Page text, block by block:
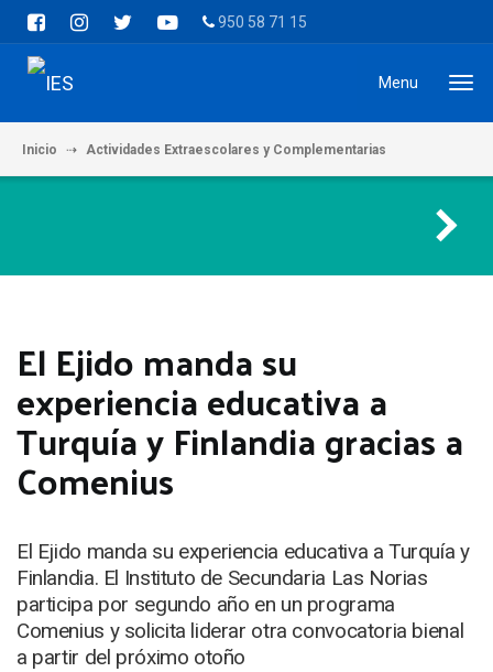
950 58 71 15
Menu
Inicio Actividades Extraescolares y Complementarias
El Ejido manda su
experiencia educativa a
Turquía y Finlandia gracias a
Comenius
El Ejido manda su experiencia educativa a Turquía y
Finlandia. El Instituto de Secundaria Las Norias
participa por segundo año en un programa
Comenius y solicita liderar otra convocatoria bienal
a partir del próximo otoño